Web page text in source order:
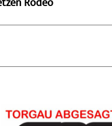
Rodeo